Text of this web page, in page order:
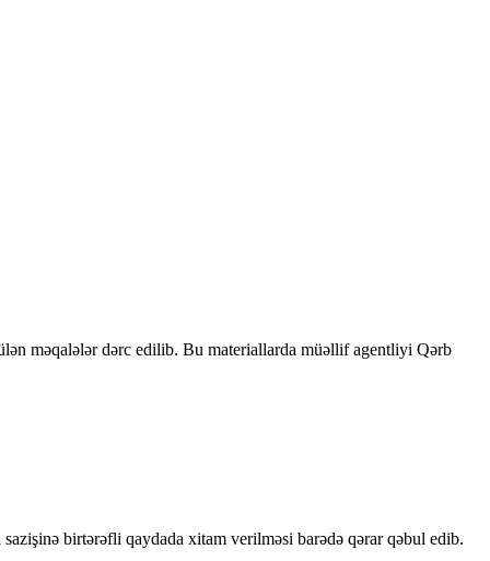
məqalələr dərc edilib. Bu materiallarda müəllif agentliyi Qərb
birtərəfli qaydada xitam verilməsi barədə qərar qəbul edib.